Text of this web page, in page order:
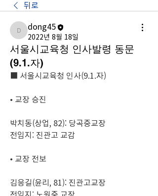
뒤로
dong45
dong45
2022년 8월 18일
서울시교육청 인사발령 동문
(9.1.자)
■ 서울시교육청 인사(9.1.자)
• 교장 승진
박치동(상업, 82): 당곡중교장
전임지: 진관고 교감
• 교장 전보
김응길(윤리, 81): 진관고교장
전임지: 노원중 교장